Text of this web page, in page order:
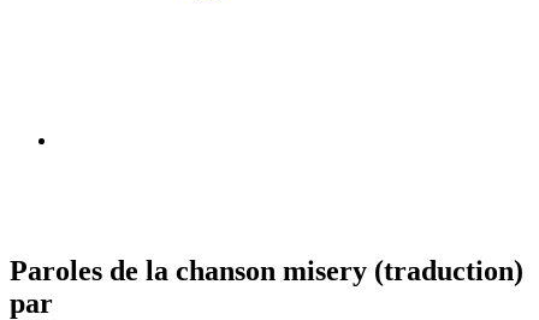
Paroles de la chanson misery (traduction)
par